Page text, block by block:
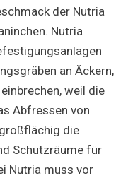
der Nutria
Nutria
an Äckern,
weil die
Abfressen von
die
Schutzräume für
Nutria muss vor